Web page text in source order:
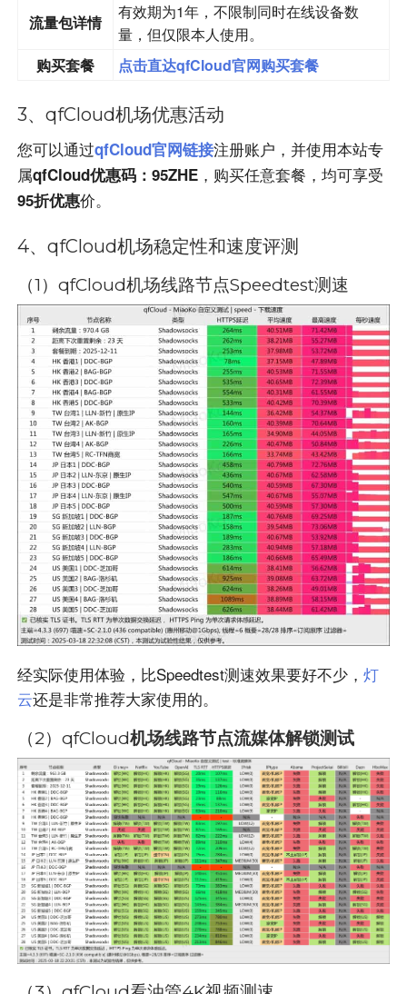
流量包详情
有效期为1年，不限制同时在线设备数
量，但仅限本人使用。
购买套餐
点击直达qfCloud官网购买套餐
3、qfCloud机场优惠活动
您可以通过qfCloud官网链接注册账户，并使用本站专
属qfCloud优惠码：95ZHE，购买任意套餐，均可享受
95折优惠价。
4、qfCloud机场稳定性和速度评测
（1）qfCloud机场线路节点Speedtest测速
经实际使用体验，比Speedtest测速效果要好不少， 灯
云还是非常推荐大家使用的。
（2）qfCloud机场线路节点流媒体解锁测试